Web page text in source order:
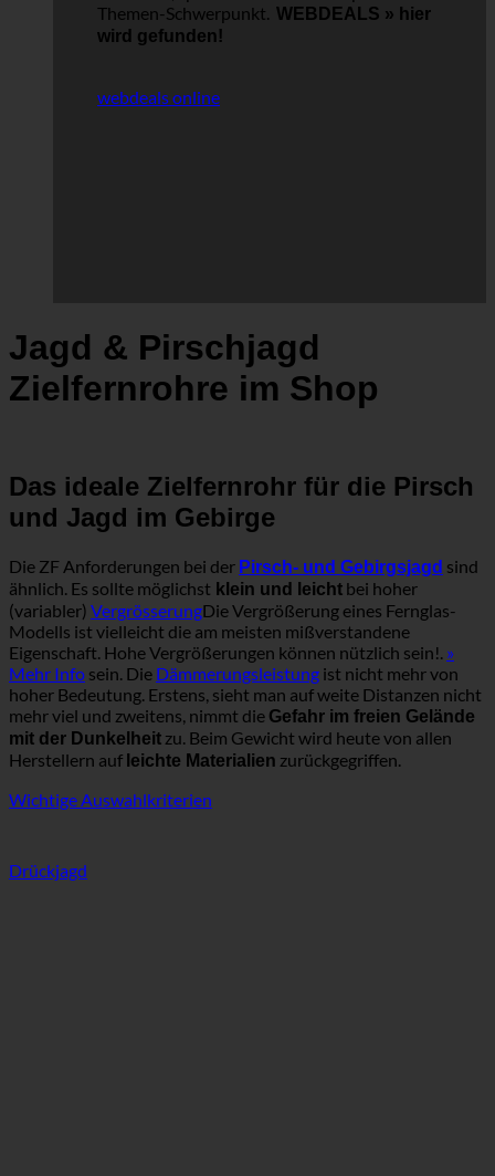
Themen-Schwerpunkt. WEBDEALS » hier
wird gefunden!
webdeals online
Jagd & Pirschjagd
Zielfernrohre im Shop
Das ideale Zielfernrohr für die Pirsch
und Jagd im Gebirge
Die ZF Anforderungen bei der Pirsch- und Gebirgsjagd sind
ähnlich. Es sollte möglichst klein und leicht bei hoher
(variabler) VergrösserungDie Vergrößerung eines Fernglas-
Modells ist vielleicht die am meisten mißverstandene
Eigenschaft. Hohe Vergrößerungen können nützlich sein!. »
Mehr Info sein. Die Dämmerungsleistung ist nicht mehr von
hoher Bedeutung. Erstens, sieht man auf weite Distanzen nicht
mehr viel und zweitens, nimmt die Gefahr im freien Gelände
mit der Dunkelheit zu. Beim Gewicht wird heute von allen
Herstellern auf leichte Materialien zurückgegriffen.
Wichtige Auswahlkriterien
Drückjagd